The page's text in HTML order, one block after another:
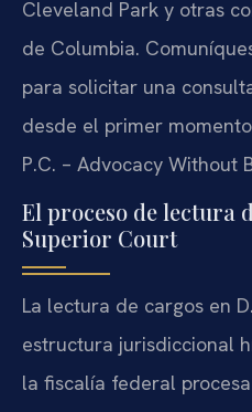
Cleveland Park y otras
de Columbia.
para solicitar una
desde el primer
P.C. – Advocacy Without
El proceso de lectura
Superior Court
La lectura de cargos en
estructura jurisdiccional
la fiscalía federal